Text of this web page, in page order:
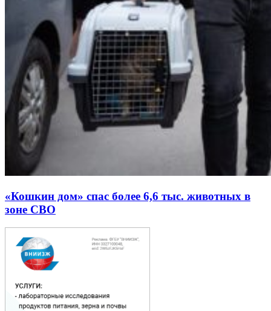
«Кошкин дом» спас более 6,6 тыс. животных в
зоне СВО